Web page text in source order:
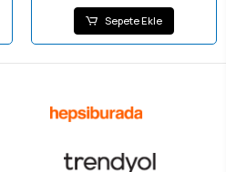
Sepete Ekle